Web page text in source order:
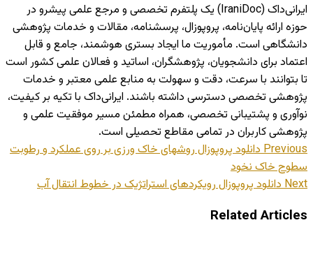
ایرانی‌داک (IraniDoc) یک پلتفرم تخصصی و مرجع علمی پیشرو در
حوزه ارائه پایان‌نامه، پروپوزال، پرسشنامه، مقالات و خدمات پژوهشی
دانشگاهی است. مأموریت ما ایجاد بستری هوشمند، جامع و قابل
اعتماد برای دانشجویان، پژوهشگران، اساتید و فعالان علمی کشور است
تا بتوانند با سرعت، دقت و سهولت به منابع علمی معتبر و خدمات
پژوهشی تخصصی دسترسی داشته باشند. ایرانی‌داک با تکیه بر کیفیت،
نوآوری و پشتیبانی تخصصی، همراه مطمئن مسیر موفقیت علمی و
پژوهشی کاربران در تمامی مقاطع تحصیلی است.
Previousدانلود پروپوزال روشهای خاک ورزی بر روی عملکرد و رطوبت
سطوح خاک نخود
Nextدانلود پروپوزال رویکردهای استراتژیک در خطوط انتقال آب
Related Articles